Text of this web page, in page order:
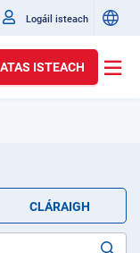
Logáil isteach
ISTEACH
CLÁRAIGH